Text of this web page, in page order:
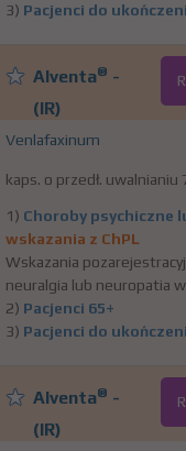
3) Pacjenci do
Alventa® -
(IR)
Venlafaxinum
kaps. o przedł.
1) Choroby psychiczne
wskazania z ChPL
Wskazania
neuralgia lub neuropatia
2) Pacjenci 65+
3) Pacjenci do
Alventa® -
(IR)